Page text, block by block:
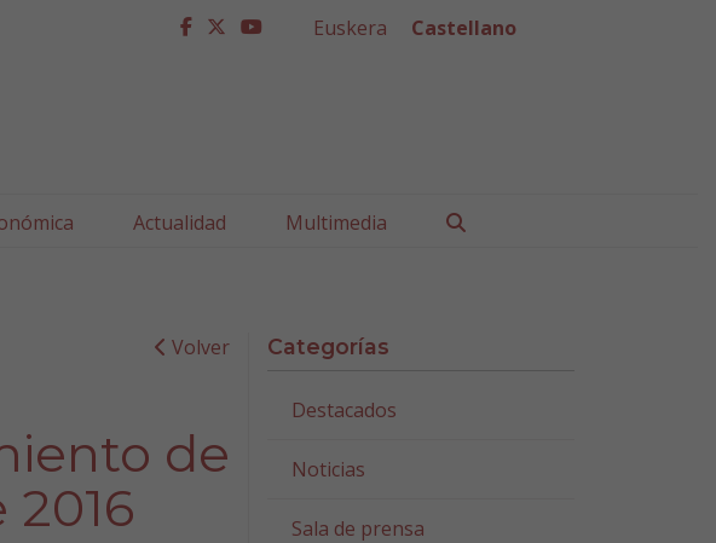
facebook
twitter
youtube
Euskera Castellano
Actualidad Multimedia
Volver
de
Categorías
Destacados
Noticias
Sala de prensa